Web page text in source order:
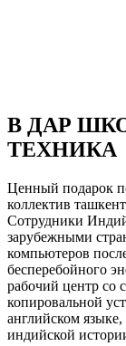
В ДАР
ТЕХНИКА
Ценный подарок
коллектив
Сотрудники
зарубежными
компьютеров
бесперебойного
рабочий центр со
копировальной
английском
индийской